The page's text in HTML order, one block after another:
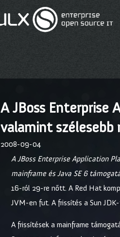
A JBoss
valamint szélesebb
2008-09-04
A JBoss Enterprise Application
mainframe és Java SE 6
16-ról 29-re nőtt. A Red Hat
JVM-en fut. A frissítés a Sun
A frissítések a mainframe